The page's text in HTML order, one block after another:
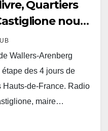
Quartiers
nous
Wallers-Arenberg
des 4 jours de
Hauts-de-France. Radio
maire…